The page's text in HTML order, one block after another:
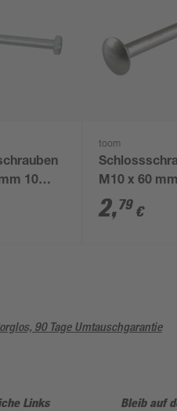
10
toom
M10 x 60
verzinkt DIN
2,79 €
90 Tage Umtauschgarantie
Links Bleib auf